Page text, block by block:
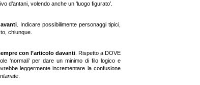
d’antani, volendo anche un ‘luogo figurato’.
. Indicare possibilimente personaggi tipici,
chiunque.
con l’articolo davanti . Rispetto a DOVE
‘normali’ per dare un minimo di filo logico e
leggermente incrementare la confusione